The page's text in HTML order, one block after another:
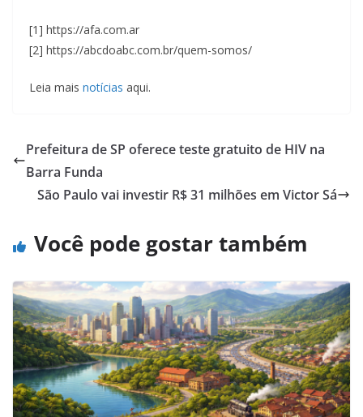
[1] https://afa.com.ar
[2] https://abcdoabc.com.br/quem-somos/
Leia mais notícias aqui.
Prefeitura de SP oferece teste gratuito de HIV na
Barra Funda
São Paulo vai investir R$ 31 milhões em Victor Sá
Você pode gostar também